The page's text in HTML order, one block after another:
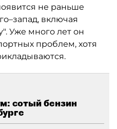
не раньше
включая
Уже много лет он
проблем, хотя
сотый бензин